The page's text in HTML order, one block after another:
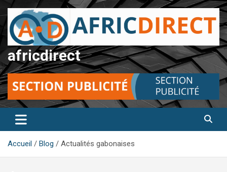
Aller
au
contenu
africdirect
Accueil Blog Actualités gabonaises